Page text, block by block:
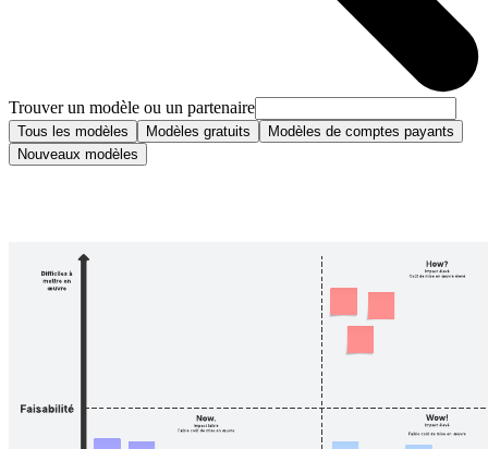
Trouver un modèle ou un partenaire
Tous les modèles Modèles gratuits
Modèles de comptes payants
Nouveaux modèles